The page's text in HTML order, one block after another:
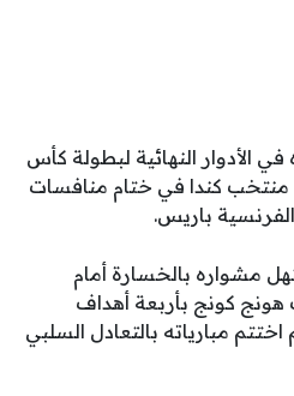
الأدوار النهائية لبطولة كأس
2026، بعد تعادله السلبي مع منتخب كندا في ختام منافسات
باريس.
مشواره بالخسارة أمام
كونج بأربعة أهداف
مبارياته بالتعادل السلبي